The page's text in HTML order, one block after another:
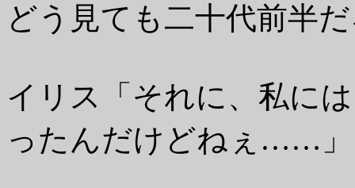
どう見ても二十代前半
イリス「それに、私に
ったんだけどねぇ……」